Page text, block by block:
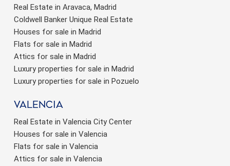
Real Estate in Aravaca, Madrid
Coldwell Banker Unique Real Estate
Houses for sale in Madrid
Flats for sale in Madrid
Attics for sale in Madrid
Luxury properties for sale in Madrid
Luxury properties for sale in Pozuelo
valencia
Real Estate in Valencia City Center
Houses for sale in Valencia
Flats for sale in Valencia
Attics for sale in Valencia